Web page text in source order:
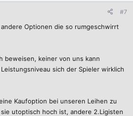
#7
Optionen die so rumgeschwirrt
beweisen, keiner von uns kann
sich der Spieler wirklich
Kaufoption bei unseren Leihen zu
utoptisch hoch ist, andere 2.Ligisten